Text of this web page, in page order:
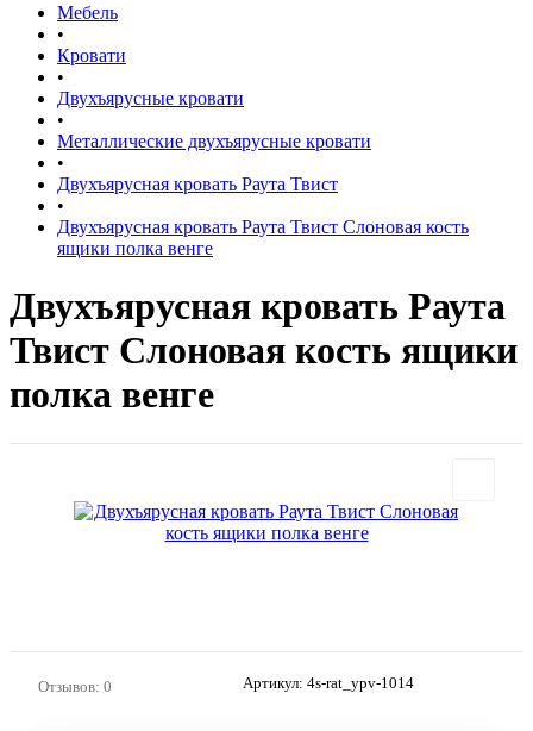
Мебель
•
Кровати
•
Двухъярусные кровати
•
Металлические двухъярусные кровати
•
Двухъярусная кровать Раута Твист
•
Двухъярусная кровать Раута Твист Слоновая кость
ящики полка венге
Двухъярусная кровать Раута
Твист Слоновая кость ящики
полка венге
Отзывов: 0 Артикул: 4s-rat_ypv-1014